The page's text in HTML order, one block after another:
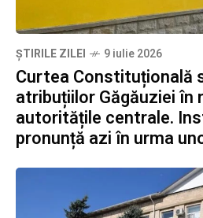
ȘTIRILE ZILEI 9 iulie 2026
Curtea Constituțională
atribuțiilor Găgăuziei în
autoritățile centrale.
pronunță azi în urma